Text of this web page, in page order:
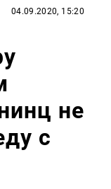
04.09.2020, 15:20
не
с